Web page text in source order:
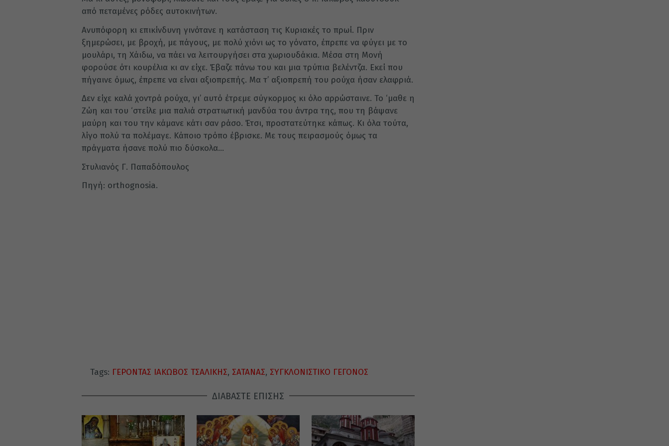
από πεταμένες ρόδες αυτοκινήτων.
Ανυπόφορη κι επικίνδυνη γινότανε η κατάσταση τις Κυριακές το πρωί. Πριν
ξημερώσει, με βροχή, με πάγους, με πολύ χιόνι ως το γόνατο, έπρεπε να φύγει με το
μουλάρι, τη Χάιδω, να πάει να λειτουργήσει στα χωριουδάκια. Μέσα στη Μονή
φορούσε ότι κουρέλια κι αν είχε. Έβαζε πάνω του και μια τρύπια βελέντζα. Εκεί που
πήγαινε όμως, έπρεπε να είναι αξιοπρεπής. Μα τ’ αξιοπρεπή του ρούχα ήσαν ελαφριά.
Δεν είχε καλά χοντρά ρούχα, γι’ αυτό έτρεμε σύγκορμος κι όλο αρρώσταινε. Το ‘μαθε η
Ζώη και του ‘στείλε μια παλιά στρατιωτική μανδύα του άντρα της, που τη βάψανε
μαύρη και του την κάμανε κάτι σαν ράσο. Έτσι, προστατεύτηκε κάπως. Κι όλα τούτα,
λίγο πολύ τα πολέμαγε. Κάποιο τρόπο έβρισκε. Με τους πειρασμούς όμως τα
πράγματα ήσανε πολύ πιο δύσκολα…
Στυλιανός Γ. Παπαδόπουλος
Πηγή: orthognosia.
Tags: ΓΕΡΟΝΤΑΣ ΙΑΚΩΒΟΣ ΤΣΑΛΙΚΗΣ, ΣΑΤΑΝΑΣ, ΣΥΓΚΛΟΝΙΣΤΙΚΟ ΓΕΓΟΝΟΣ
ΔΙΑΒΑΣΤΕ ΕΠΙΣΗΣ